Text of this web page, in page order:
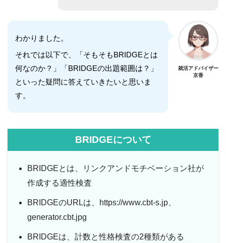
わかりました。
それでは以下で、「そもそもBRIDGEとは
何なのか？」「BRIDGEの出題範囲は？」
といった疑問に答えていきたいと思いま
す。
就活アドバイザー
京香
BRIDGEについて
BRIDGEとは、リンクアンドモチベーション社が
作成する適性検査
BRIDGEのURLは、https://www.cbt-s.jp、
generator.cbt.jpg
BRIDGEは、計数と性格検査の2種類がある